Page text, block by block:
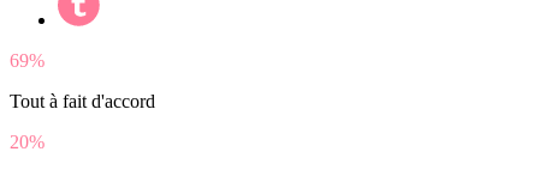
69%
Tout à fait d'accord
20%